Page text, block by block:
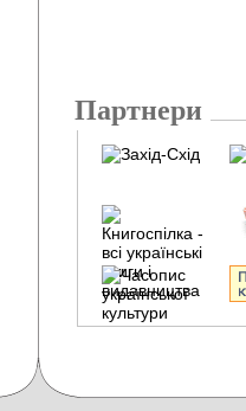
Партнери